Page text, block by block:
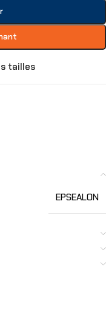
tailles
EPSEALON